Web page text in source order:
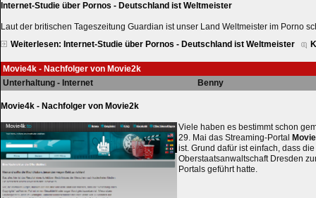
Internet-Studie über Pornos - Deutschland ist Weltmeister
Laut der britischen Tageszeitung Guardian ist unser Land Weltmeister im Porno
Weiterlesen: Internet-Studie über Pornos - Deutschland ist Weltmeister
Movie4k - Nachfolger von Movie2k
Unterhaltung - Internet
Benny
Movie4k - Nachfolger von Movie2k
Viele haben es bestimmt schon
29. Mai das Streaming-Portal
ist. Grund dafür ist einfach, dass
Oberstaatsanwaltschaft Dresden
Portals geführt hatte.